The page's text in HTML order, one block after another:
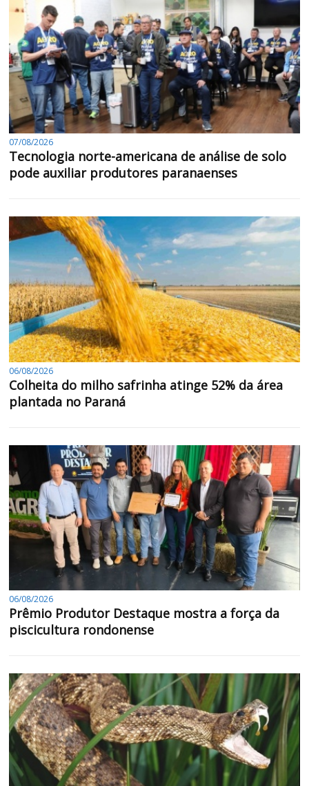
07/08/2026
Tecnologia norte-americana de análise de solo
pode auxiliar produtores paranaenses
06/08/2026
Colheita do milho safrinha atinge 52% da área
plantada no Paraná
06/08/2026
Prêmio Produtor Destaque mostra a força da
piscicultura rondonense